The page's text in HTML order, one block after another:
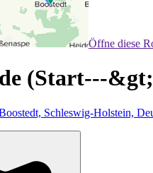
Öffne diese
(Start---
Schleswig-Holstein,